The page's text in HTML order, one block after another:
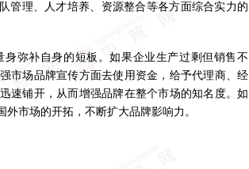
管理、人才培养、资源整合等各方面综合实力的
弥补自身的短板。如果企业生产过剩但销售不
市场品牌宣传方面去使用资金，给予代理商、经
速铺开，从而增强品牌在整个市场的知名度。如
市场的开拓，不断扩大品牌影响力。